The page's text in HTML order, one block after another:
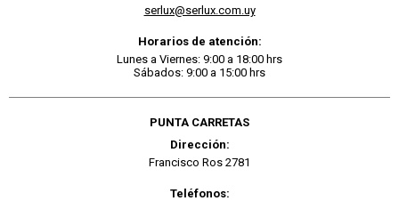
serlux@serlux.com.uy
Horarios de atención:
Lunes a Viernes: 9:00 a 18:00 hrs
Sábados: 9:00 a 15:00 hrs
PUNTA CARRETAS
Dirección:
Francisco Ros 2781
Teléfonos: